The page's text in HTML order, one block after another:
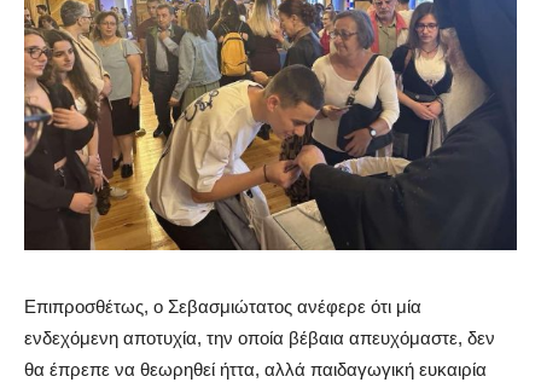
Επιπροσθέτως, ο Σεβασμιώτατος ανέφερε ότι μία
ενδεχόμενη αποτυχία, την οποία βέβαια απευχόμαστε, δεν
θα έπρεπε να θεωρηθεί ήττα, αλλά παιδαγωγική ευκαιρία